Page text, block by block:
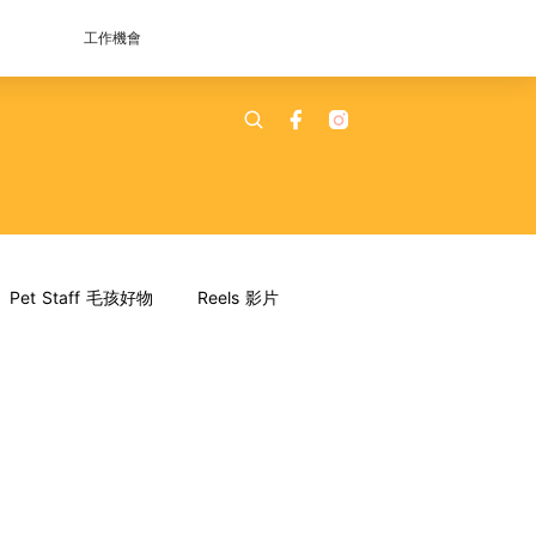
工作機會
Pet Staff 毛孩好物 Reels 影片